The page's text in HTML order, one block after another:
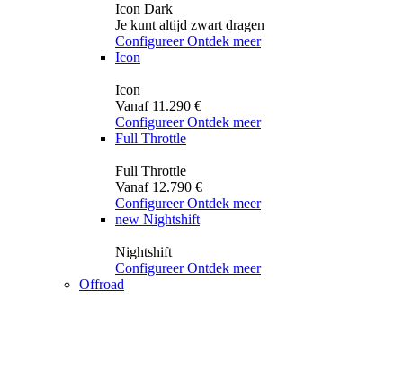
Icon Dark
Je kunt altijd zwart dragen
Configureer Ontdek meer
Icon
Icon
Vanaf 11.290 €
Configureer Ontdek meer
Full Throttle
Full Throttle
Vanaf 12.790 €
Configureer Ontdek meer
new Nightshift
Nightshift
Configureer Ontdek meer
Offroad